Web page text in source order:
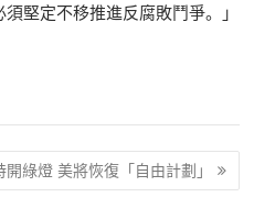
堅定不移推進反腐敗鬥爭。」
綠燈 美將恢復「自由計劃」